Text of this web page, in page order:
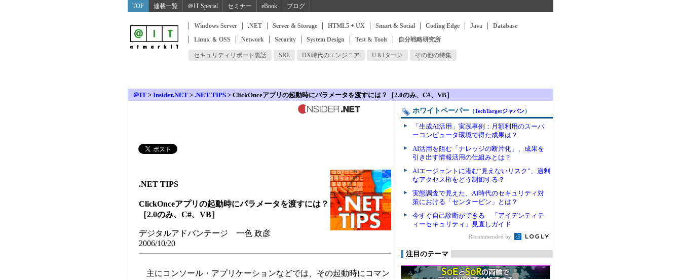
TOP 連載一覧 ＠IT Special セミナー eBook ブログ
Windows Server .NET Server & Storage HTML5 + UX Smart & Social Coding Edge Java
Database
Linux ＆ OSS
Network Security System Design Test & Tools 自分戦略研究所
セキュリティリポート裏話 SRE DX時代のエンジニア U＆Iターン その他の特集
＠IT > Insider.NET > .NET TIPS > ClickOnceアプリの起動時にパラメータを渡すには？［2.0のみ、C#、VB］
.NET TIPS
ClickOnceアプリの起動時にパラメータを渡すには？
［2.0のみ、C#、VB］
デジタルアドバンテージ 一色 政彦
2006/10/20
主にコンソール・アプリケーションなどでは、その起動時にコマン
ホワイトペーパー （TechTargetジャパン）
「生成AI活用」実践事例：月額利用のスーパ
ーコンピュータ環境で得た成果は？
AI活用を阻む「ナレッジの断片化」、成果を
引き出す情報活用の仕組みとは？
AIエージェントに潜む“見えないリスク”、過剰
なアクセス権をどう制御する？
実態調査で見えた、AI時代のセキュリティ対
策における「センターピン」とは？
今すぐ自己診断ができる 「アイデンティテ
ィーセキュリティ」見直しガイド
Recommended by
注目のテーマ